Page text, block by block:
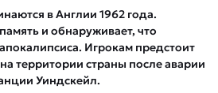
в Англии 1962 года.
и обнаруживает, что
Игрокам предстоит
территории страны после аварии
Уиндскейл.